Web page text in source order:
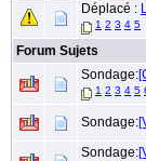
Déplacé :
1 2 3 4 5
Forum Sujets
Sondage:
1 2 3 4 5
Sondage:
Sondage: